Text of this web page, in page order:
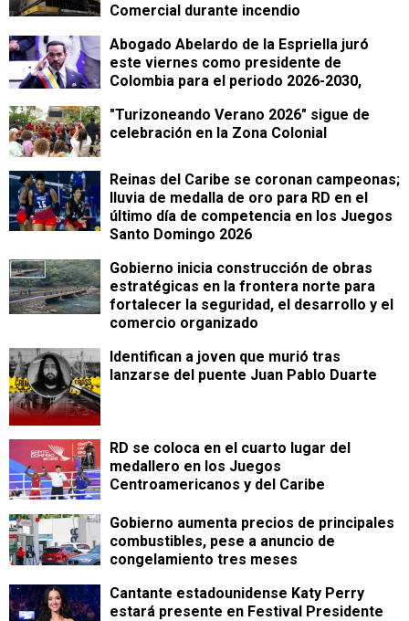
Comercial durante incendio
Abogado Abelardo de la Espriella juró
este viernes como presidente de
Colombia para el periodo 2026-2030,
"Turizoneando Verano 2026" sigue de
celebración en la Zona Colonial
Reinas del Caribe se coronan campeonas;
lluvia de medalla de oro para RD en el
último día de competencia en los Juegos
Santo Domingo 2026
Gobierno inicia construcción de obras
estratégicas en la frontera norte para
fortalecer la seguridad, el desarrollo y el
comercio organizado
Identifican a joven que murió tras
lanzarse del puente Juan Pablo Duarte
RD se coloca en el cuarto lugar del
medallero en los Juegos
Centroamericanos y del Caribe
Gobierno aumenta precios de principales
combustibles, pese a anuncio de
congelamiento tres meses
Cantante estadounidense Katy Perry
estará presente en Festival Presidente